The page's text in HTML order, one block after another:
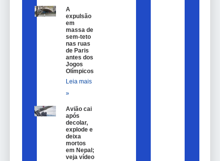
A
expulsão
em
massa de
sem-teto
nas ruas
de Paris
antes dos
Jogos
Olímpicos
Leia mais
»
Avião cai
após
decolar,
explode e
deixa
mortos
em Nepal;
veja vídeo